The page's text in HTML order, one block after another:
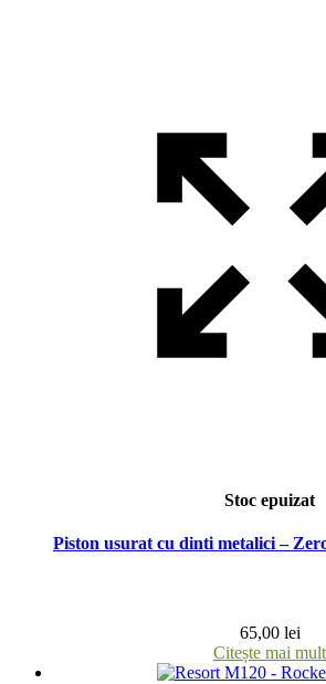
Stoc epuizat
Piston usurat cu dinti metalici –
65,00 lei
Citește mai mult